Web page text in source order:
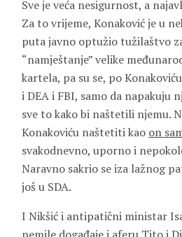
Sve je veća nesigurnost, a
Za to vrijeme, Konaković je u
puta javno optužio tužilaštvo
“namještanje” velike
kartela, pa su se, po
i DEA i FBI, samo da napakuju
sve to kako bi naštetili njemu.
Konakoviću naštetiti kao on
svakodnevno, uporno i
Naravno sakrio se iza lažnog
još u SDA.
I Nikšić i antipatični ministar